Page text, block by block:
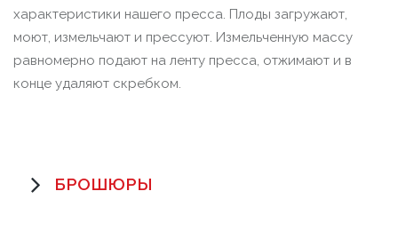
характеристики нашего пресса. Плоды загружают,
моют, измельчают и прессуют. Измельченную массу
равномерно подают на ленту пресса, отжимают и в
конце удаляют скребком.
БРОШЮРЫ